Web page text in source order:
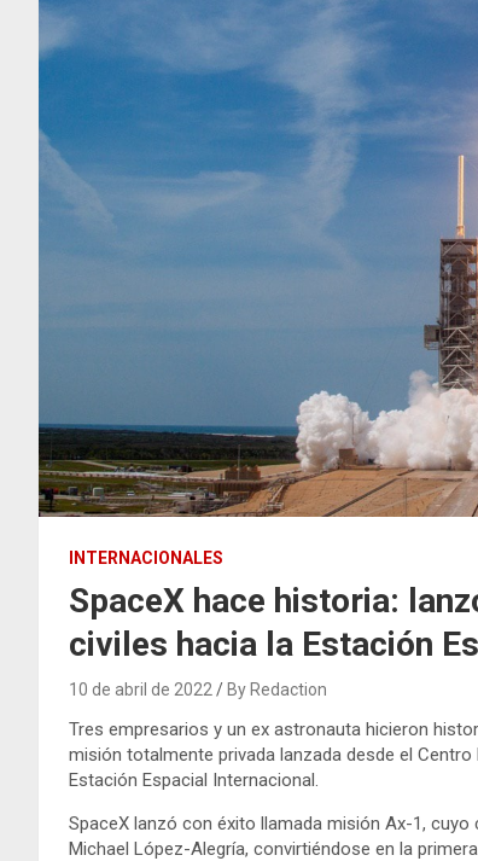
INTERNACIONALES
SpaceX hace historia:
civiles hacia la Estación
10 de abril de 2022 By Redaction
Tres empresarios y un ex astronauta hicieron
misión totalmente privada lanzada desde el Centro
Estación Espacial Internacional.
SpaceX lanzó con éxito llamada misión Ax-1,
Michael López-Alegría, convirtiéndose en la